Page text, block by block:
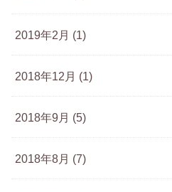
2019年2月 (1)
2018年12月 (1)
2018年9月 (5)
2018年8月 (7)